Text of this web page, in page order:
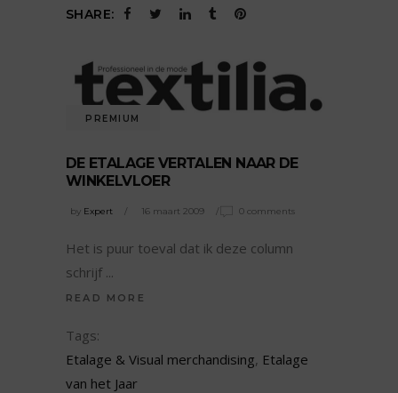
SHARE:
PREMIUM
DE ETALAGE VERTALEN NAAR DE
WINKELVLOER
by Expert 16 maart 2009 0 comments
Het is puur toeval dat ik deze column
schrijf
READ MORE
Tags:
Etalage & Visual merchandising, Etalage
van het Jaar